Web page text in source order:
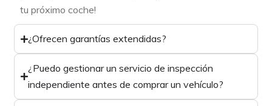
tu próximo coche!
¿Ofrecen garantías extendidas?
¿Puedo gestionar un servicio de inspección
independiente antes de comprar un vehículo?